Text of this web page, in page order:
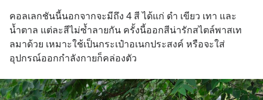
คอลเลกชันนี้นอกจากจะมีถึง 4 สี ได้แก่ ดำ เขียว เทา และ
น้ำตาล แต่ละสีไม่ซ้ำลายกัน ครั้งนี้ออกสีน่ารักสไตล์พาสเท
ลมาด้วย เหมาะใช้เป็นกระเป๋าอเนกประสงค์ หรือจะใส่
อุปกรณ์ออกกำลังกายก็คล่องตัว ​